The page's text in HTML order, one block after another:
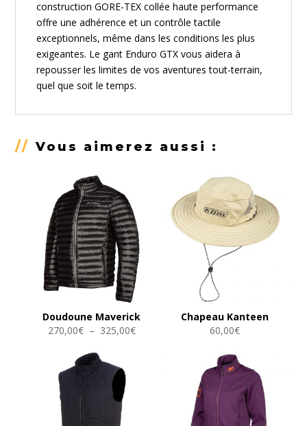
construction GORE-TEX collée haute performance
offre une adhérence et un contrôle tactile
exceptionnels, même dans les conditions les plus
exigeantes. Le gant Enduro GTX vous aidera à
repousser les limites de vos aventures tout-terrain,
quel que soit le temps.
//Vous aimerez aussi :
Doudoune Maverick
270,00€ – 325,00€Plage
Chapeau Kanteen
60,00€